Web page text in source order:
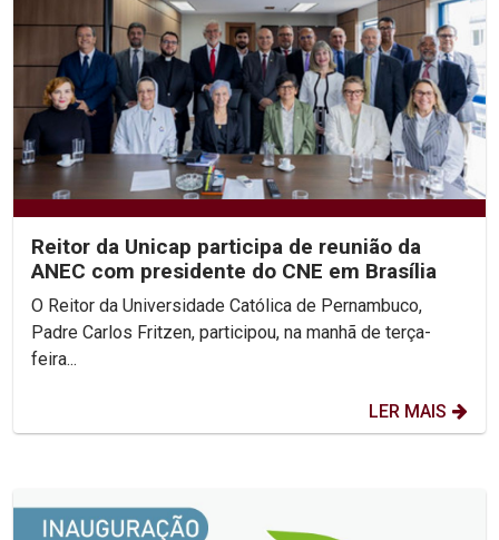
Reitor da Unicap participa de reunião da
ANEC com presidente do CNE em Brasília
O Reitor da Universidade Católica de Pernambuco,
Padre Carlos Fritzen, participou, na manhã de terça-
feira...
LER MAIS